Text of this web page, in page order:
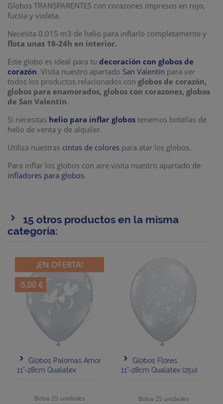
Globos TRANSPARENTES con corazones impresos en rojo,
fucsia y violeta.
Necesita 0.015 m3 de helio para inflarlo completamente y
flota unas 18-24h en interior.
Este globo es ideal para tu decoración con globos de
corazón. Visita nuestro apartado San Valentín para ver
todos los productos relacionados con globos de corazón,
globos para enamorados, globos con corazones, globos
de San Valentín.
Si necesitas helio para inflar globos tenemos botellas de
helio de venta y de alquiler.
Utiliza nuestras cintas de colores para atar los globos.
Para inflar los globos con aire visita nuestro apartado de
infladores para globos.
15 otros productos en la misma
categoría:
Globos Palomas Amor
11"-28cm Qualatex
Bolsa 25 unidades
¡EN OFERTA!
-5,00 €
Globos Flores
11"-28cm Qualatex (25u)
Bolsa 25 unidades